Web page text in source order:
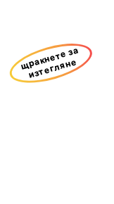
щракнете за
изтегляне